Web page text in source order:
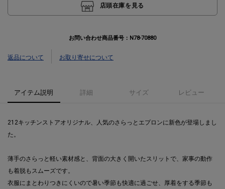
店頭在庫を見る
お問い合わせ商品番号： N78-70880
返品について お取り寄せについて
アイテム説明 詳細 サイズ レビュー
212キッチンストアオリジナル、人気のさらっとエプロンに新色が登場しまし
た。
薄手のさらっと軽い素材感と、背面の大きく開いたスリットで、家事の動作
も着脱もスムーズです。
衣服にまとわりつきにくいので暑い季節も快適に過ごせ、厚着をする季節も